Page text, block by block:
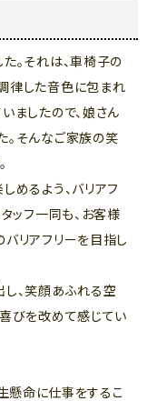
。それは、車椅子の
律した音色に包まれ
ましたので、娘さん
。そんなご家族の笑
めるよう、バリアフ
ッフ一同も、お客様
リアフリーを目指し
、笑顔あふれる空
びを改めて感じてい
懸命に仕事をするこ